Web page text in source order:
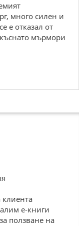
много силен и
е отказал от
мърмори
е-книги
ползване на